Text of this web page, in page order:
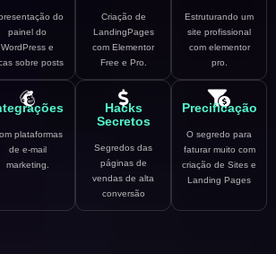
do
painel do
WordPress e
sobre posts
Criação de
LandingPages
com Elementor
Free e Pro.
Estruturando um
site profissional
com elementor
pro.
plataformas
de e-mail
marketing.
Hacks
Secretos
Segredos das
páginas de
vendas de alta
conversão
Precificação
O segredo para
faturar muito com
criação de Sites e
Landing Pages